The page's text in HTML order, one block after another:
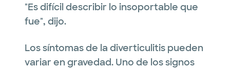
"Es difícil describir lo insoportable que
fue", dijo.
Los síntomas de la diverticulitis pueden
variar en gravedad. Uno de los signos